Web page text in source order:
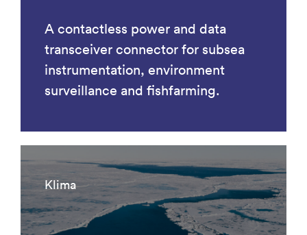
A contactless power and data
transceiver connector for subsea
instrumentation, environment
surveillance and fishfarming.
Klima